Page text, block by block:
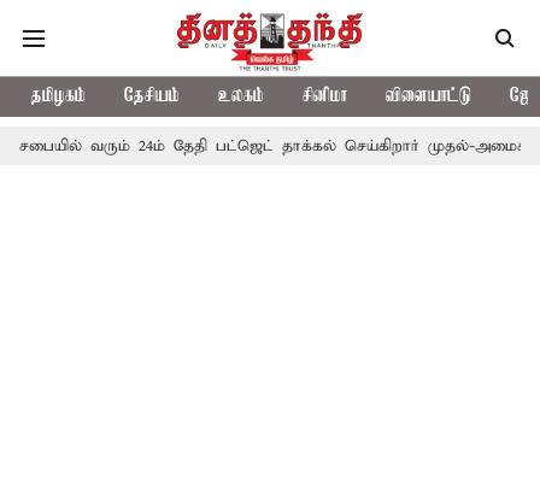
தமிழகம் தேசியம் உலகம் சினிமா விளையாட்டு
வரும் 24ம் தேதி பட்ஜெட் தாக்கல் செய்கிறார் முதல்-அமைச்சர் ரங்கசாமி